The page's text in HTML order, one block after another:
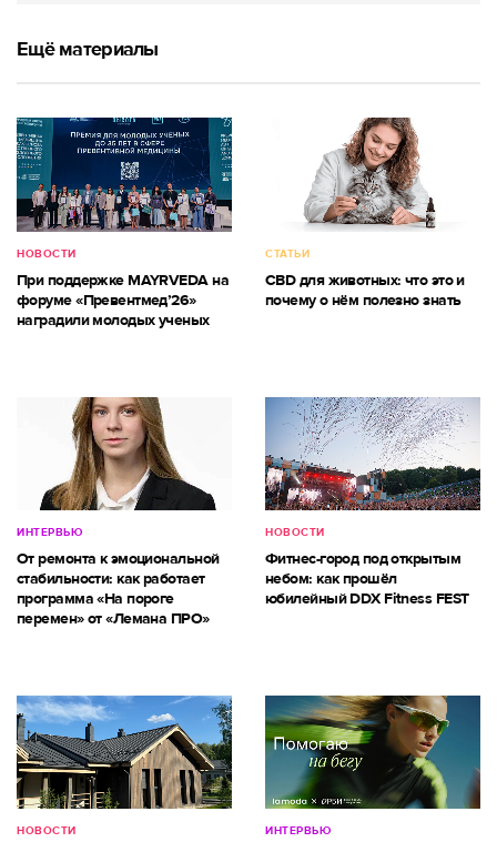
Ещё материалы
НОВОСТИ
При поддержке MAYRVEDA на
форуме «Превентмед’26»
наградили молодых ученых
СТАТЬИ
CBD для животных: что это и
почему о нём полезно знать
ИНТЕРВЬЮ
От ремонта к эмоциональной
стабильности: как работает
программа «На пороге
перемен» от «Лемана ПРО»
НОВОСТИ
Фитнес-город под открытым
небом: как прошёл
юбилейный DDX Fitness FEST
НОВОСТИ ИНТЕРВЬЮ